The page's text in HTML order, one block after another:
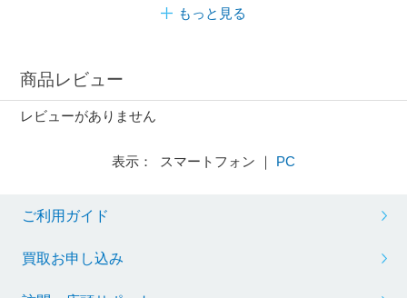
もっと見る
商品レビュー
レビューがありません
表示： スマートフォン ｜ PC
ご利用ガイド
買取お申し込み